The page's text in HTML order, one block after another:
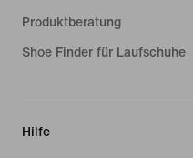
Produktberatung
Shoe Finder für Laufschuhe
Hilfe